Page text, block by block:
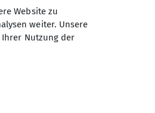
Website zu
weiter. Unsere
Nutzung der